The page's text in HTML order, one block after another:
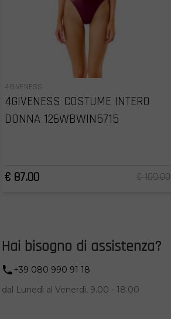
4GIVENESS
4GIVENESS COSTUME INTERO
DONNA 126WBWIN5715
€ 87.00 € 109.00
Hai bisogno di assistenza?
+39 080 990 91 18
dal Lunedì al Venerdì, 9.00 - 18.00